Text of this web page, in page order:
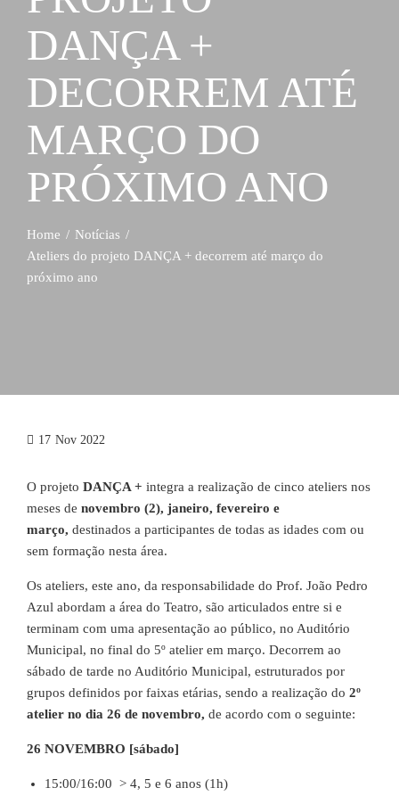
DANÇA +
DECORREM ATÉ
MARÇO DO
PRÓXIMO ANO
Home
Notícias
Ateliers do projeto DANÇA + decorrem até março do
próximo ano
17 Nov 2022
O projeto DANÇA + integra a realização de cinco ateliers nos
meses de novembro (2), janeiro, fevereiro e
março, destinados a participantes de todas as idades com ou
sem formação nesta área.
Os ateliers, este ano, da responsabilidade do Prof. João Pedro
Azul abordam a área do Teatro, são articulados entre si e
terminam com uma apresentação ao público, no Auditório
Municipal, no final do 5º atelier em março. Decorrem ao
sábado de tarde no Auditório Municipal, estruturados por
grupos definidos por faixas etárias, sendo a realização do 2º
atelier no dia 26 de novembro, de acordo com o seguinte:
26 NOVEMBRO [sábado]
15:00/16:00 > 4, 5 e 6 anos (1h)